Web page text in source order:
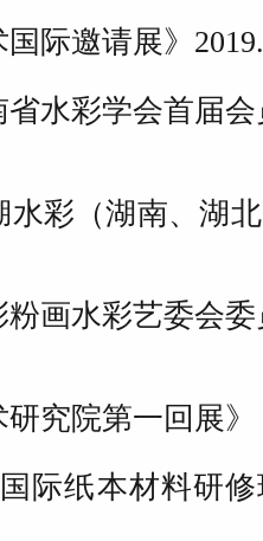
国际邀请展》
水彩学会首届会
彩（湖南、湖
粉画水彩艺委会
究院第一回展》
国际纸本材料研